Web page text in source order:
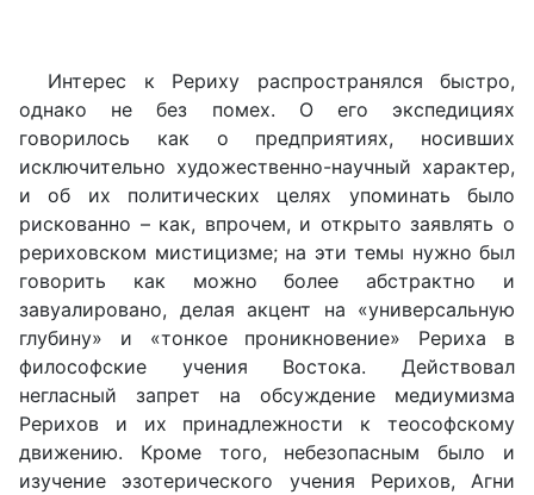
Интерес к Рериху распространялся быстро,
однако не без помех. О его экспедициях
говорилось как о предприятиях, носивших
исключительно художественно-научный характер,
и об их политических целях упоминать было
рискованно – как, впрочем, и открыто заявлять о
рериховском мистицизме; на эти темы нужно был
говорить как можно более абстрактно и
завуалировано, делая акцент на «универсальную
глубину» и «тонкое проникновение» Рериха в
философские учения Востока. Действовал
негласный запрет на обсуждение медиумизма
Рерихов и их принадлежности к теософскому
движению. Кроме того, небезопасным было и
изучение эзотерического учения Рерихов, Агни